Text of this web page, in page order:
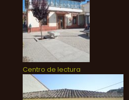
Centro de lectura